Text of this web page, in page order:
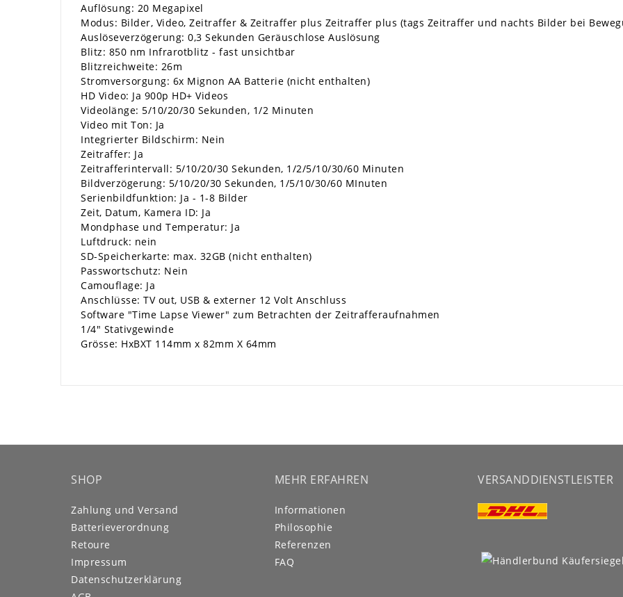
Auflösung: 20 Megapixel
Modus: Bilder, Video, Zeitraffer & Zeitraffer plus Zeitraffer plus (tags Zeitraffer und nachts Bilder bei
Auslöseverzögerung: 0,3 Sekunden Geräuschlose Auslösung
Blitz: 850 nm Infrarotblitz - fast unsichtbar
Blitzreichweite: 26m
Stromversorgung: 6x Mignon AA Batterie (nicht enthalten)
HD Video: Ja 900p HD+ Videos
Videolänge: 5/10/20/30 Sekunden, 1/2 Minuten
Video mit Ton: Ja
Integrierter Bildschirm: Nein
Zeitraffer: Ja
Zeitrafferintervall: 5/10/20/30 Sekunden, 1/2/5/10/30/60 Minuten
Bildverzögerung: 5/10/20/30 Sekunden, 1/5/10/30/60 MInuten
Serienbildfunktion: Ja - 1-8 Bilder
Zeit, Datum, Kamera ID: Ja
Mondphase und Temperatur: Ja
Luftdruck: nein
SD-Speicherkarte: max. 32GB (nicht enthalten)
Passwortschutz: Nein
Camouflage: Ja
Anschlüsse: TV out, USB & externer 12 Volt Anschluss
Software "Time Lapse Viewer" zum Betrachten der Zeitrafferaufnahmen
1/4" Stativgewinde
Grösse: HxBXT 114mm x 82mm X 64mm
SHOP
Zahlung und Versand
Batterieverordnung
Retoure
Impressum
Daten­schutz­erklärung
MEHR ERFAHREN
Informationen
Philosophie
Referenzen
FAQ
VERSANDDIENSTLEISTER